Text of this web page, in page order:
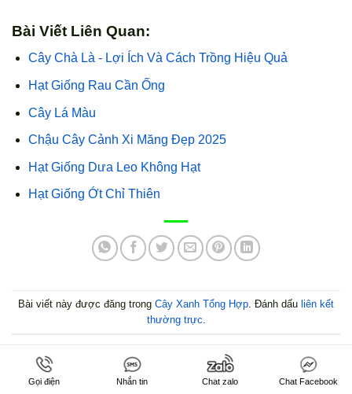
Bài Viết Liên Quan:
Cây Chà Là - Lợi Ích Và Cách Trồng Hiệu Quả
Hạt Giống Rau Cần Ống
Cây Lá Màu
Chậu Cây Cảnh Xi Măng Đẹp 2025
Hạt Giống Dưa Leo Không Hạt
Hạt Giống Ớt Chỉ Thiên
Bài viết này được đăng trong Cây Xanh Tổng Hợp . Đánh dấu liên kết
thường trực
ADMIN
Gọi điện Nhắn tin Chat zalo Chat Facebook